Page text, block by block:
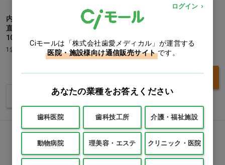
内視鏡用ブラシ[名優] ブラシ
直径：φ3mmタイプ 全長
100cm…他
1袋(3本)
バリエーションを見る
フェルラックエプロン [竹虎]
価格：ログイン後表示
買い物カゴ
ログイン
Ciモールは「株式会社歯愛メディカル」が運営する
医院・施設様向け通信販売サイト です。
あなたの業種をお答えください
歯科医院 歯科技工所 介護・福祉施設
動物病院 理美容・エステ クリニック・医院